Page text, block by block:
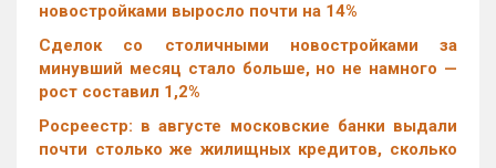
новостройками выросло почти на 14%
Cделок со столичными новостройками за
минувший месяц стало больше, но не намного —
рост составил 1,2%
Росреестр: в августе московские банки выдали
почти столько же жилищных кредитов, сколько